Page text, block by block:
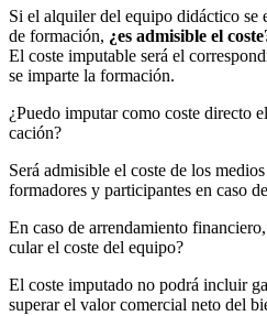
Si el alquiler del equipo didáctico se
de formación, ¿es admisible el
El coste imputable será el
se imparte la formación.
¿Puedo imputar como coste directo
cación?
Será admisible el coste de los
formadores y participantes en caso
En caso de arrendamiento
cular el coste del equipo?
El coste imputado no podrá incluir
superar el valor comercial neto del